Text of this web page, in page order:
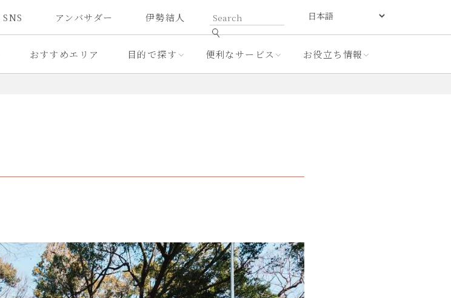
SNS アンバサダー 伊勢結人
おすすめエリア 目的で探す 便利なサービス お役立ち情報